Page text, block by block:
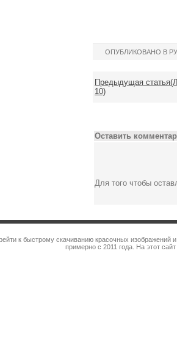
ОПУБЛИКОВАНО В
Предыдущая
10)
Оставить
Для того чтобы
к быстрому скачиванию красочных
примерно с 2011 года. На этот